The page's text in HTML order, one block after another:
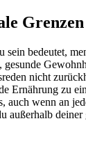
Grenzen
bedeutet,
nicht
Ernährung zu
auch wenn an
außerhalb deiner